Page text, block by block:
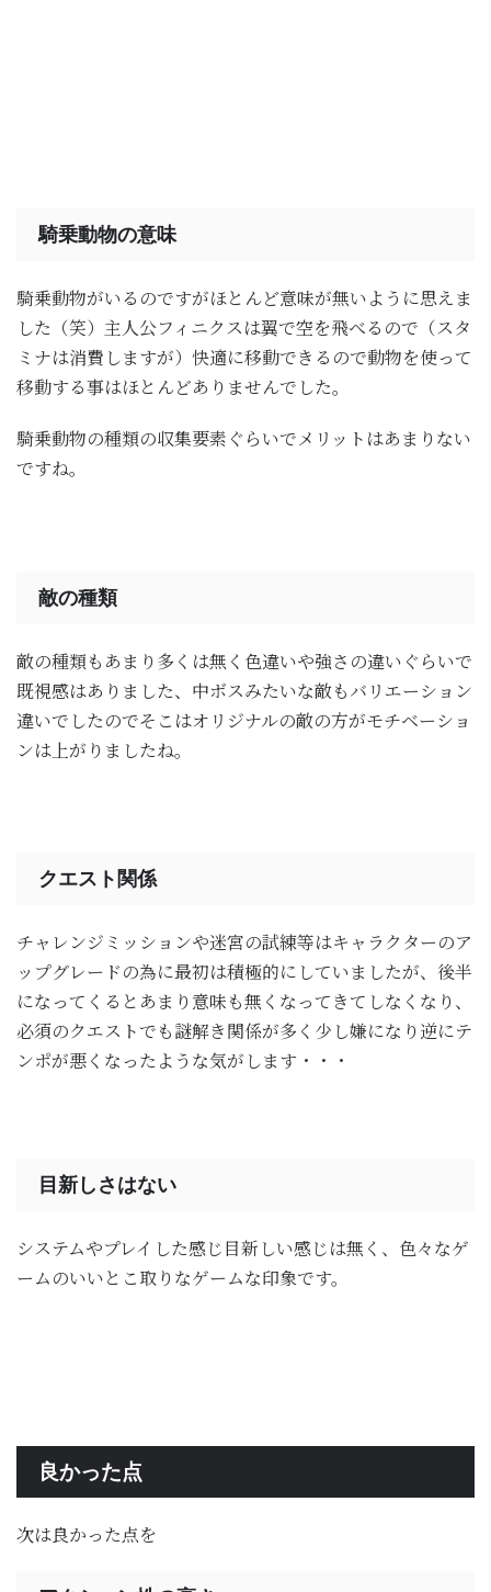
騎乗動物の意味
騎乗動物がいるのですがほとんど意味が無いように思えま
した（笑）主人公フィニクスは翼で空を飛べるので（スタ
ミナは消費しますが）快適に移動できるので動物を使って
移動する事はほとんどありませんでした。
騎乗動物の種類の収集要素ぐらいでメリットはあまりない
ですね。
敵の種類
敵の種類もあまり多くは無く色違いや強さの違いぐらいで
既視感はありました、中ボスみたいな敵もバリエーション
違いでしたのでそこはオリジナルの敵の方がモチベーショ
ンは上がりましたね。
クエスト関係
チャレンジミッションや迷宮の試練等はキャラクターのア
ップグレードの為に最初は積極的にしていましたが、後半
になってくるとあまり意味も無くなってきてしなくなり、
必須のクエストでも謎解き関係が多く少し嫌になり逆にテ
ンポが悪くなったような気がします・・・
目新しさはない
システムやプレイした感じ目新しい感じは無く、色々なゲ
ームのいいとこ取りなゲームな印象です。
良かった点
次は良かった点を